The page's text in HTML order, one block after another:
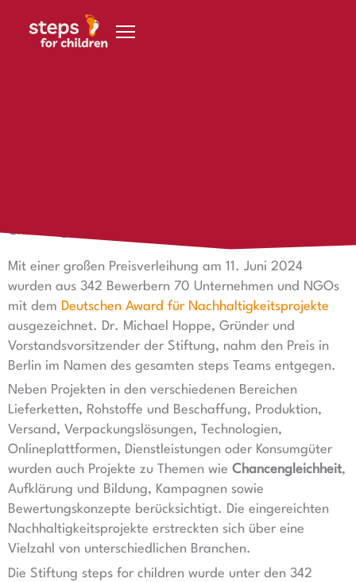
Chancengleichheit geht 2024 an steps for children!
Mit einer großen Preisverleihung am 11. Juni 2024
wurden aus 342 Bewerbern 70 Unternehmen und NGOs
mit dem Deutschen Award für Nachhaltigkeitsprojekte
ausgezeichnet. Dr. Michael Hoppe, Gründer und
Vorstandsvorsitzender der Stiftung, nahm den Preis in
Berlin im Namen des gesamten steps Teams entgegen.
Neben Projekten in den verschiedenen Bereichen
Lieferketten, Rohstoffe und Beschaffung, Produktion,
Versand, Verpackungslösungen, Technologien,
Onlineplattformen, Dienstleistungen oder Konsumgüter
wurden auch Projekte zu Themen wie Chancengleichheit,
Aufklärung und Bildung, Kampagnen sowie
Bewertungskonzepte berücksichtigt. Die eingereichten
Nachhaltigkeitsprojekte erstreckten sich über eine
Vielzahl von unterschiedlichen Branchen.
Die Stiftung steps for children wurde unter den 342